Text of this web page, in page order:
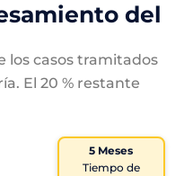
del
los casos tramitados
El 20 % restante
5 Meses
Tiempo de